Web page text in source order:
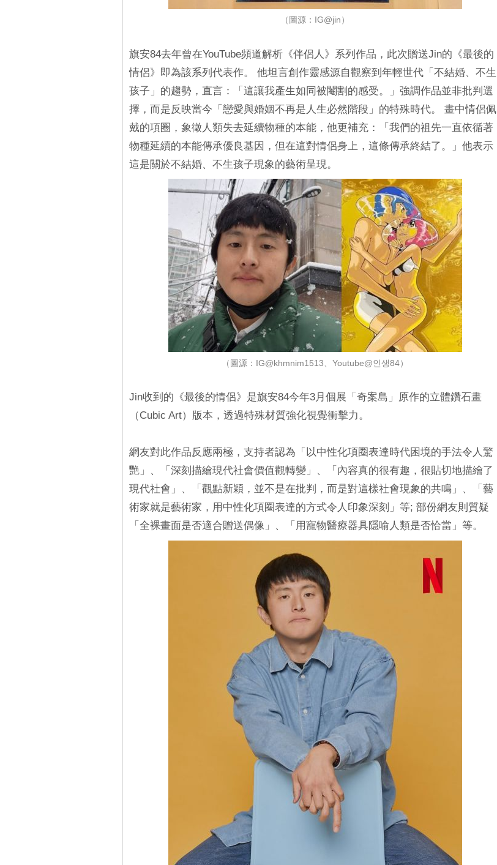
（圖源：IG@jin）
旗安84去年曾在YouTube頻道解析《伴侶人》系列作品，此次贈送Jin的《最後的
情侶》即為該系列代表作。 他坦言創作靈感源自觀察到年輕世代「不結婚、不生
孩子」的趨勢，直言：「這讓我產生如同被閹割的感受。」強調作品並非批判選
擇，而是反映當今「戀愛與婚姻不再是人生必然階段」的特殊時代。 畫中情侶佩
戴的項圈，象徵人類失去延續物種的本能，他更補充：「我們的祖先一直依循著
物種延續的本能傳承優良基因，但在這對情侶身上，這條傳承終結了。」他表示
這是關於不結婚、不生孩子現象的藝術呈現。
（圖源：IG@khmnim1513、Youtube@인생84）
Jin收到的《最後的情侶》是旗安84今年3月個展「奇案島」原作的立體鑽石畫
（Cubic Art）版本，透過特殊材質強化視覺衝擊力。
網友對此作品反應兩極，支持者認為「以中性化項圈表達時代困境的手法令人驚
艷」、「深刻描繪現代社會價值觀轉變」、「內容真的很有趣，很貼切地描繪了
現代社會」、「觀點新穎，並不是在批判，而是對這樣社會現象的共鳴」、「藝
術家就是藝術家，用中性化項圈表達的方式令人印象深刻」等; 部份網友則質疑
「全裸畫面是否適合贈送偶像」、「用寵物醫療器具隱喻人類是否恰當」等。